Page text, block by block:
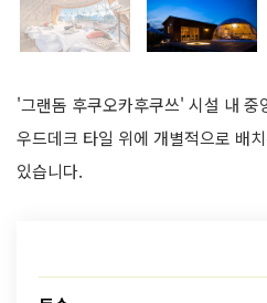
'그랜돔 후쿠오카후쿠쓰' 시설 내 중
우드데크 타일 위에 개별적으로 배
있습니다.